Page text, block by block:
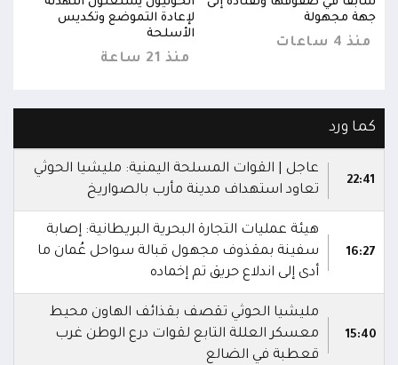
جهة مجهولة
منذ 4 ساعات
لإعادة التموضع وتكديس
الأسلحة
منذ 21 ساعة
كما ورد
22:41
عاجل | القوات المسلحة اليمنية: مليشيا الحوثي
تعاود استهداف مدينة مأرب بالصواريخ
16:27
هيئة عمليات التجارة البحرية البريطانية: إصابة
سفينة بمقذوف مجهول قبالة سواحل عُمان ما
أدى إلى اندلاع حريق تم إخماده
15:40
مليشيا الحوثي تقصف بقذائف الهاون محيط
معسكر العللة التابع لقوات درع الوطن غرب
قعطبة في الضالع